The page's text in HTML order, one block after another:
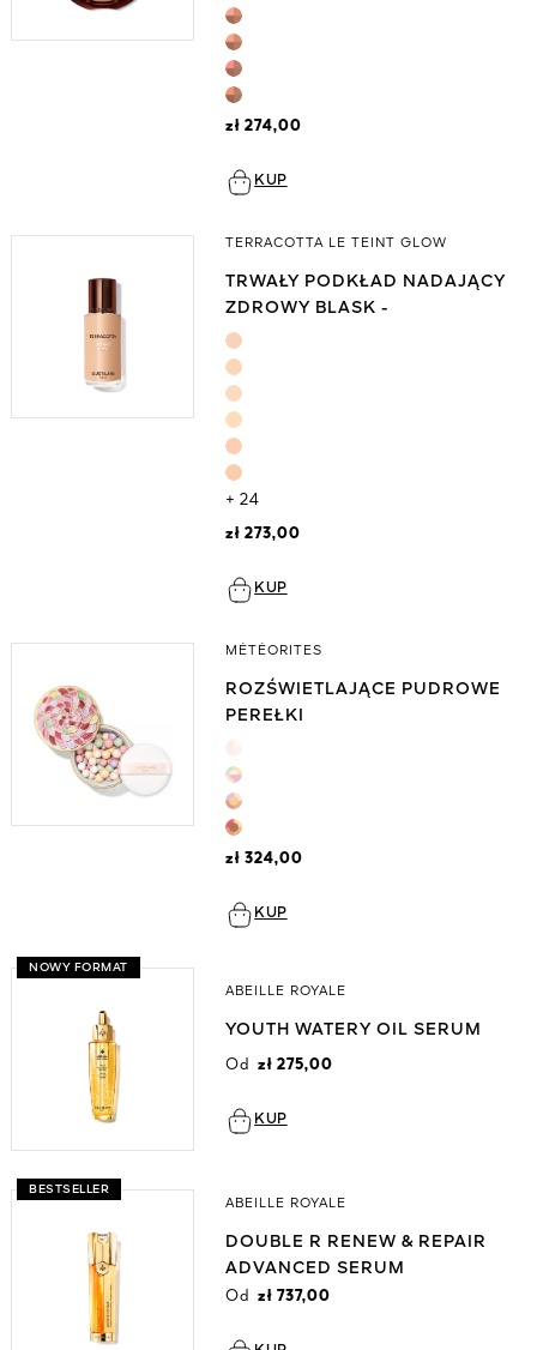
zł 274,00
KUP
TERRACOTTA LE TEINT GLOW
TRWAŁY PODKŁAD NADAJĄCY
ZDROWY BLASK -
TECHNOLOGIA NO-TRANSFER
+ 24
zł 273,00
KUP
MÉTÉORITES
ROZŚWIETLAJĄCE PUDROWE
PEREŁKI
zł 324,00
KUP
NOWY FORMAT
ABEILLE ROYALE
YOUTH WATERY OIL SERUM
Od zł 275,00
KUP
BESTSELLER
ABEILLE ROYALE
DOUBLE R RENEW & REPAIR
ADVANCED SERUM
Od zł 737,00